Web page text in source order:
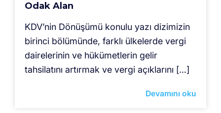
Odak Alan
KDV’nin Dönüşümü konulu yazı dizimizin
birinci bölümünde, farklı ülkelerde vergi
dairelerinin ve hükümetlerin gelir
tahsilatını artırmak ve vergi açıklarını […]
Devamını oku